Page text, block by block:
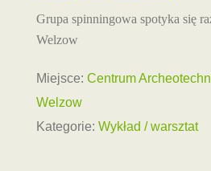
Grupa spinningowa spotyka się
Welzow
Miejsce: Centrum
Welzow
Kategorie: Wykład / warsztat